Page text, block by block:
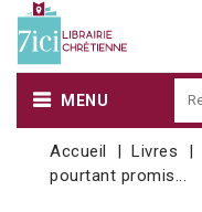
MENU
Accueil Livres
pourtant promis...